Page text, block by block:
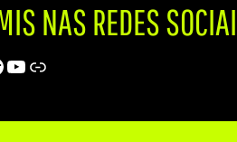
NAS REDES
Youtube
Trip Advisor